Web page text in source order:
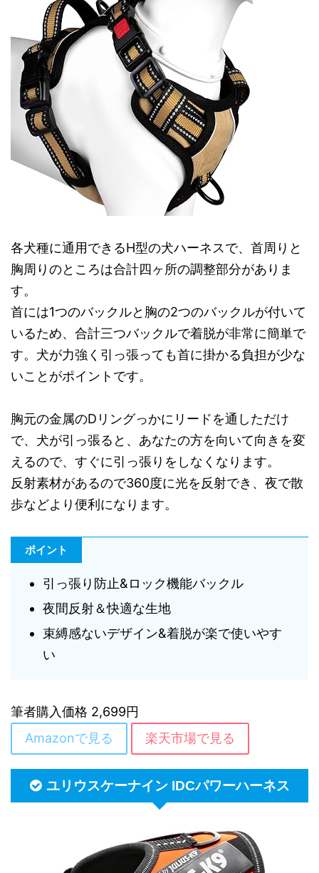
各犬種に通用できるH型の犬ハーネスで、首周りと
胸周りのところは合計四ヶ所の調整部分がありま
す。
首には1つのバックルと胸の2つのバックルが付いて
いるため、合計三つバックルで着脱が非常に簡単で
す。犬が力強く引っ張っても首に掛かる負担が少な
いことがポイントです。
胸元の金属のDリングっかにリードを通しただけ
で、犬が引っ張ると、あなたの方を向いて向きを変
えるので、すぐに引っ張りをしなくなります。
反射素材があるので360度に光を反射でき、夜で散
歩などより便利になります。
ポイント
引っ張り防止&ロック機能バックル
夜間反射＆快適な生地
束縛感ないデザイン&着脱が楽で使いやす
い
筆者購入価格 2,699円
Amazonで見る
楽天市場で見る
ユリウスケーナイン IDCパワーハーネス